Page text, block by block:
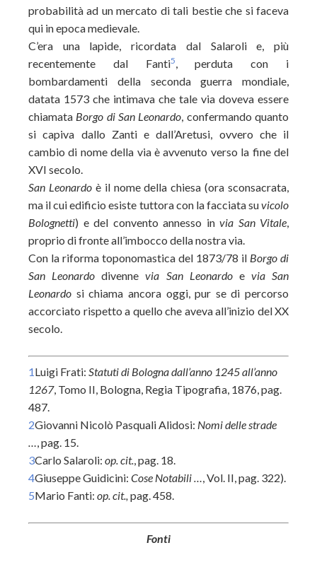
probabilità ad un mercato di tali bestie che si faceva
qui in epoca medievale.
C’era una lapide, ricordata dal Salaroli e, più
recentemente dal Fanti5, perduta con i
bombardamenti della seconda guerra mondiale,
datata 1573 che intimava che tale via doveva essere
chiamata Borgo di San Leonardo, confermando quanto
si capiva dallo Zanti e dall’Aretusi, ovvero che il
cambio di nome della via è avvenuto verso la fine del
XVI secolo.
San Leonardoè il nome della chiesa (ora sconsacrata,
ma il cui edificio esiste tuttora con la facciata suvicolo
Bolognetti) e del convento annesso in via San Vitale,
proprio di fronte all’imbocco della nostra via.
Con la riforma toponomastica del 1873/78 il Borgo di
San Leonardo divennevia San Leonardoe via San
Leonardo si chiama ancora oggi, pur se di percorso
accorciato rispetto a quello che aveva all’inizio del XX
secolo.
1Luigi Frati: Statuti di Bologna dall’anno 1245 all’anno
1267, Tomo II, Bologna, Regia Tipografia, 1876, pag.
487.
2Giovanni Nicolò Pasquali Alidosi: Nomi delle strade
…, pag. 15.
3Carlo Salaroli: op. cit., pag. 18.
4Giuseppe Guidicini: Cose Notabili …, Vol. II, pag. 322).
5Mario Fanti: op. cit., pag. 458.
Fonti